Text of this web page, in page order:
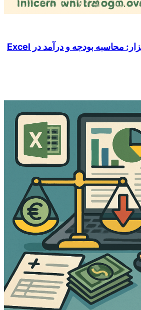
حسابداری بدون نرم‌افزار: محاسبه بودجه و درآمد در Excel